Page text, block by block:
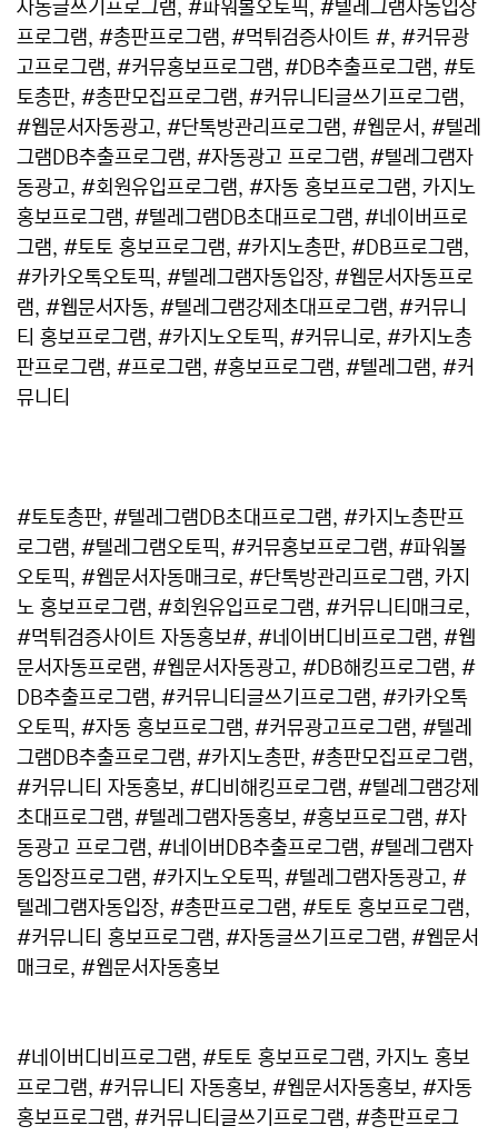
자동글쓰기프로그램, #파워볼오토픽, #텔레그램자동입장
프로그램, #총판프로그램, #먹튀검증사이트 #, #커뮤광
고프로그램, #커뮤홍보프로그램, #DB추출프로그램, #토
토총판, #총판모집프로그램, #커뮤니티글쓰기프로그램,
#웹문서자동광고, #단톡방관리프로그램, #웹문서, #텔레
그램DB추출프로그램, #자동광고 프로그램, #텔레그램자
동광고, #회원유입프로그램, #자동 홍보프로그램, 카지노
홍보프로그램, #텔레그램DB초대프로그램, #네이버프로
그램, #토토 홍보프로그램, #카지노총판, #DB프로그램,
#카카오톡오토픽, #텔레그램자동입장, #웹문서자동프로
램, #웹문서자동, #텔레그램강제초대프로그램, #커뮤니
티 홍보프로그램, #카지노오토픽, #커뮤니로, #카지노총
판프로그램, #프로그램, #홍보프로그램, #텔레그램, #커
뮤니티
#토토총판, #텔레그램DB초대프로그램, #카지노총판프
로그램, #텔레그램오토픽, #커뮤홍보프로그램, #파워볼
오토픽, #웹문서자동매크로, #단톡방관리프로그램, 카지
노 홍보프로그램, #회원유입프로그램, #커뮤니티매크로,
#먹튀검증사이트 자동홍보#, #네이버디비프로그램, #웹
문서자동프로램, #웹문서자동광고, #DB해킹프로그램, #
DB추출프로그램, #커뮤니티글쓰기프로그램, #카카오톡
오토픽, #자동 홍보프로그램, #커뮤광고프로그램, #텔레
그램DB추출프로그램, #카지노총판, #총판모집프로그램,
#커뮤니티 자동홍보, #디비해킹프로그램, #텔레그램강제
초대프로그램, #텔레그램자동홍보, #홍보프로그램, #자
동광고 프로그램, #네이버DB추출프로그램, #텔레그램자
동입장프로그램, #카지노오토픽, #텔레그램자동광고, #
텔레그램자동입장, #총판프로그램, #토토 홍보프로그램,
#커뮤니티 홍보프로그램, #자동글쓰기프로그램, #웹문서
매크로, #웹문서자동홍보
#네이버디비프로그램, #토토 홍보프로그램, 카지노 홍보
프로그램, #커뮤니티 자동홍보, #웹문서자동홍보, #자동
홍보프로그램, #커뮤니티글쓰기프로그램, #총판프로그